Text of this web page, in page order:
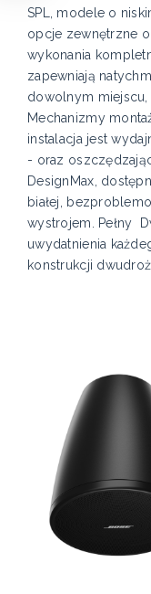
SPL, modele o
opcje zewnętrzne
wykonania
zapewniają
dowolnym miejscu,
Mechanizmy
instalacja jest
- oraz
DesignMax,
białej,
wystrojem. Pełny
uwydatnienia
konstrukcji